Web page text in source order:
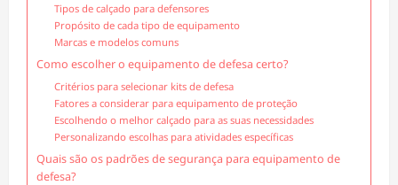
Tipos de calçado para defensores
Propósito de cada tipo de equipamento
Marcas e modelos comuns
Como escolher o equipamento de defesa certo?
Critérios para selecionar kits de defesa
Fatores a considerar para equipamento de proteção
Escolhendo o melhor calçado para as suas necessidades
Personalizando escolhas para atividades específicas
Quais são os padrões de segurança para equipamento de
defesa?